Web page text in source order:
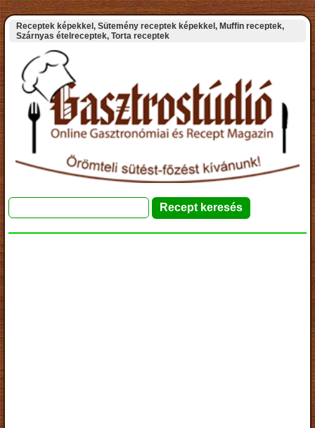
Receptek képekkel, Sütemény receptek képekkel, Muffin receptek,
Szárnyas ételreceptek, Torta receptek